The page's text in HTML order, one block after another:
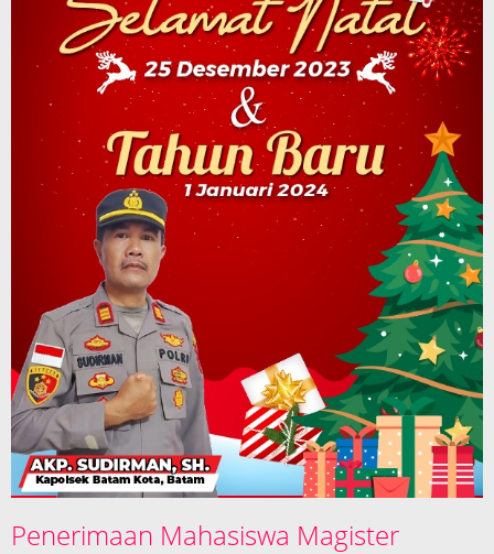
Penerimaan Mahasiswa Magister